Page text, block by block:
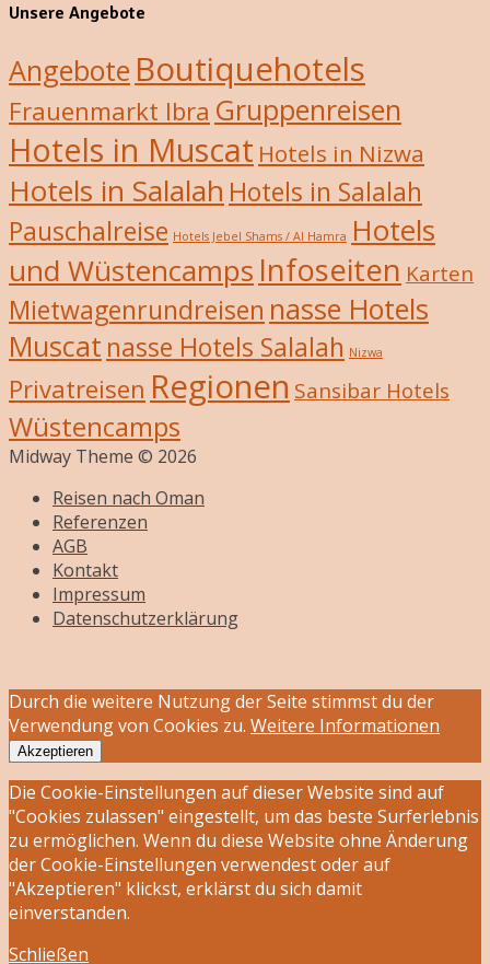
Unsere Angebote
Angebote Boutiquehotels
Frauenmarkt Ibra Gruppenreisen
Hotels in Muscat Hotels in Nizwa
Hotels in Salalah Hotels in Salalah
Pauschalreise Hotels Jebel Shams / Al Hamra Hotels
und Wüstencamps Infoseiten Karten
Mietwagenrundreisen nasse Hotels
Muscat nasse Hotels Salalah Nizwa
Privatreisen Regionen Sansibar Hotels
Wüstencamps
Midway Theme © 2026
Reisen nach Oman
Referenzen
AGB
Kontakt
Impressum
Datenschutzerklärung
Durch die weitere Nutzung der Seite stimmst du der
Verwendung von Cookies zu. Weitere Informationen
Akzeptieren
Die Cookie-Einstellungen auf dieser Website sind auf
"Cookies zulassen" eingestellt, um das beste Surferlebnis
zu ermöglichen. Wenn du diese Website ohne Änderung
der Cookie-Einstellungen verwendest oder auf
"Akzeptieren" klickst, erklärst du sich damit
einverstanden.
Schließen